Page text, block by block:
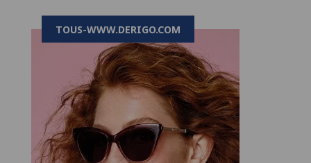
TOUS-WWW.DERIGO.COM